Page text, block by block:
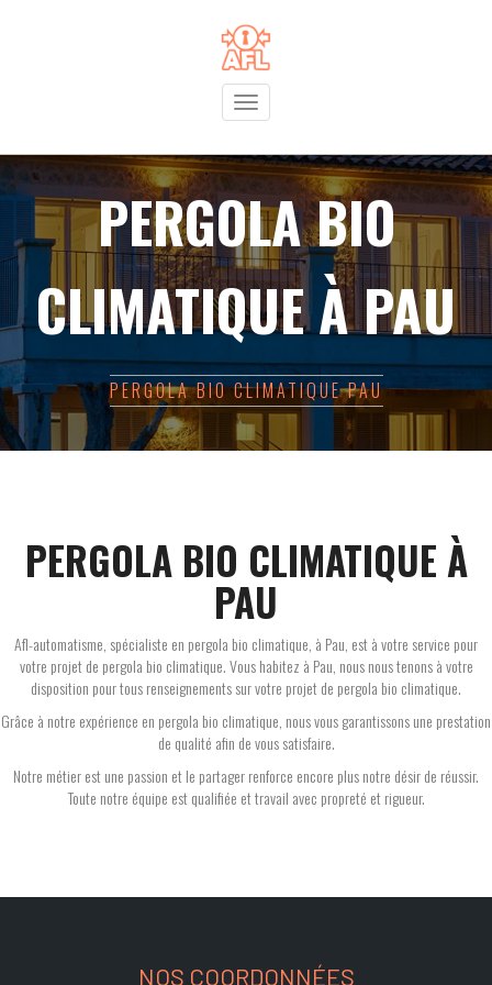
Toggle
navigation
PERGOLA BIO
CLIMATIQUE À PAU
PERGOLA BIO CLIMATIQUE PAU
PERGOLA BIO CLIMATIQUE À
PAU
Afl-automatisme, spécialiste en pergola bio climatique, à Pau, est à votre service pour
votre projet de pergola bio climatique. Vous habitez à Pau, nous nous tenons à votre
disposition pour tous renseignements sur votre projet de pergola bio climatique.
Grâce à notre expérience en pergola bio climatique, nous vous garantissons une prestation
de qualité afin de vous satisfaire.
Notre métier est une passion et le partager renforce encore plus notre désir de réussir.
Toute notre équipe est qualifiée et travail avec propreté et rigueur.
NOS COORDONNÉES